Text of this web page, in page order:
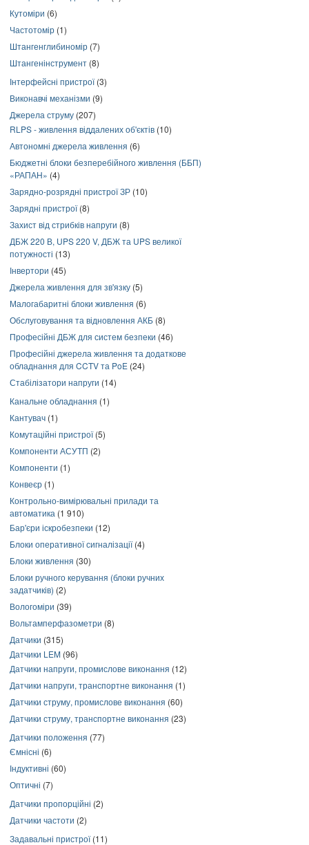
Кутоміри (6)
Частотомір (1)
Штангенглибиномір (7)
Штангенінструмент (8)
Інтерфейсні пристрої(3)
Виконавчі механізми (9)
Джерела струму (207)
RLPS - живлення віддалених об'єктів (10)
Автономні джерела живлення (6)
Бюджетні блоки безперебійного живлення (ББП)
«РАПАН» (4)
Зарядно-розрядні пристрої ЗР (10)
Зарядні пристрої(8)
Захист від стрибків напруги (8)
ДБЖ 220 В, UPS 220 V, ДБЖ та UPS великої
потужності (13)
Інвертори (45)
Джерела живлення для зв'язку (5)
Малогабаритні блоки живлення (6)
Обслуговування та відновлення АКБ (8)
Професійні ДБЖ для систем безпеки (46)
Професійні джерела живлення та додаткове
обладнання для CCTV та PoE (24)
Стабілізатори напруги (14)
Канальне обладнання (1)
Кантувач (1)
Комутаційні пристрої(5)
Компоненти АСУТП (2)
Компоненти (1)
Конвеєр (1)
Контрольно-вимірювальні прилади та
автоматика (1 910)
Бар'єри іскробезпеки (12)
Блоки оперативної сигналізації(4)
Блоки живлення (30)
Блоки ручного керування (блоки ручних
задатчиків) (2)
Вологоміри (39)
Вольтамперфазометри (8)
Датчики (315)
Датчики LEM (96)
Датчики напруги, промислове виконання (12)
Датчики напруги, транспортне виконання (1)
Датчики струму, промислове виконання (60)
Датчики струму, транспортне виконання (23)
Датчики положення (77)
Ємнісні (6)
Індуктивні (60)
Оптичні (7)
Датчики пропорційні (2)
Датчики частоти (2)
Задавальні пристрої(11)